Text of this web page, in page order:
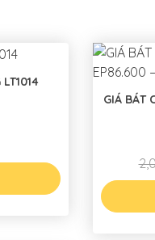
SÀN NHỰA KEO RIÊNG LT1014
GIÁ BÁT